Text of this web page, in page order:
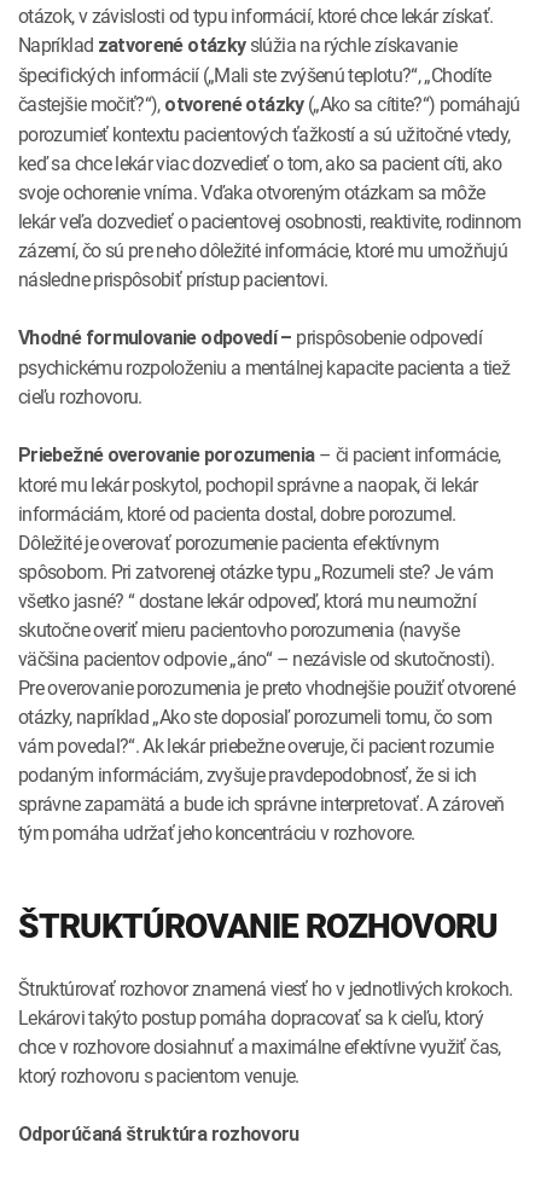
otázok, v závislosti od typu informácií, ktoré chce lekár získať.
Napríklad zatvorené otázkyslúžia na rýchle získavanie
špecifických informácií („Mali ste zvýšenú teplotu?“, „Chodíte
častejšie močiť?“),otvorené otázky („Ako sa cítite?“) pomáhajú
porozumieť kontextu pacientových ťažkostí a sú užitočné vtedy,
keď sa chce lekár viac dozvedieť o tom, ako sa pacient cíti, ako
svoje ochorenie vníma. Vďaka otvoreným otázkam sa môže
lekár veľa dozvedieť o pacientovej osobnosti, reaktivite, rodinnom
zázemí, čo sú pre neho dôležité informácie, ktoré mu umožňujú
následne prispôsobiť prístup pacientovi.
Vhodné formulovanie odpovedí – prispôsobenie odpovedí
psychickému rozpoloženiu a mentálnej kapacite pacienta a tiež
cieľu rozhovoru.
Priebežné overovanie porozumenia– či pacient informácie,
ktoré mu lekár poskytol, pochopil správne a naopak, či lekár
informáciám, ktoré od pacienta dostal, dobre porozumel.
Dôležité je overovať porozumenie pacienta efektívnym
spôsobom. Pri zatvorenej otázke typu „Rozumeli ste? Je vám
všetko jasné? “ dostane lekár odpoveď, ktorá mu neumožní
skutočne overiť mieru pacientovho porozumenia (navyše
väčšina pacientov odpovie „áno“ – nezávisle od skutočnosti).
Pre overovanie porozumenia je preto vhodnejšie použiť otvorené
otázky, napríklad „Ako ste doposiaľ porozumeli tomu, čo som
vám povedal?“. Ak lekár priebežne overuje, či pacient rozumie
podaným informáciám, zvyšuje pravdepodobnosť, že si ich
správne zapamätá a bude ich správne interpretovať. A zároveň
tým pomáha udržať jeho koncentráciu v rozhovore.
ŠTRUKTÚROVANIE ROZHOVORU
Štruktúrovať rozhovor znamená viesť ho v jednotlivých krokoch.
Lekárovi takýto postup pomáha dopracovať sa k cieľu, ktorý
chce v rozhovore dosiahnuť a maximálne efektívne využiť čas,
ktorý rozhovoru s pacientom venuje.
Odporúčaná štruktúra rozhovoru